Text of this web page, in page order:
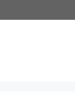
al